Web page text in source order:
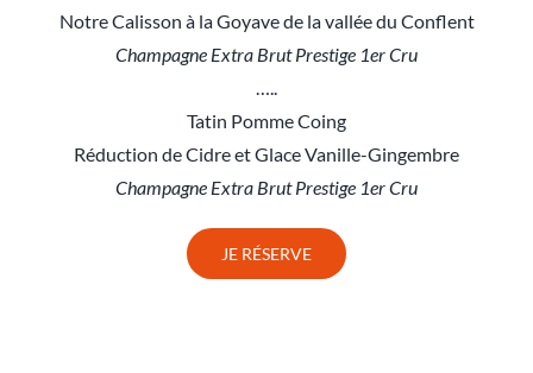
Notre Calisson à la Goyave de la vallée du Conflent
Champagne Extra Brut Prestige 1er Cru
…..
Tatin Pomme Coing
Réduction de Cidre et Glace Vanille-Gingembre
Champagne Extra Brut Prestige 1er Cru
JE RÉSERVE